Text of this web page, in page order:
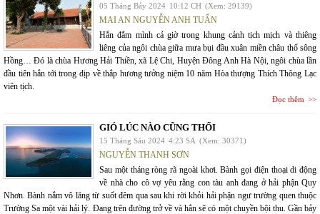
05 Tháng Bảy 2024 10:12 CH (Xem: 29139)
MAI AN NGUYỄN ANH TUẤN
Hắn đắm mình cả giờ trong khung cảnh tịch mịch và thiêng
liêng của ngôi chùa giữa mưa bụi đầu xuân miền châu thổ sông
Hồng… Đó là chùa Hương Hải Thiền, xã Lệ Chi, Huyện Đông Anh Hà Nội, ngôi chùa lần
đầu tiên hắn tới trong dịp về thắp hương tưởng niệm 10 năm Hòa thượng Thích Thông Lạc
viên tịch.
Đọc thêm
GIÓ LÚC NÀO CŨNG THỔI
15 Tháng Sáu 2024 4:23 SA (Xem: 30371)
NGUYỄN THANH SƠN
Sau một tháng ròng rã ngoài khơi. Bành gọi điện thoại di động
về nhà cho cô vợ yêu rằng con tàu anh đang ở hải phận Quy
Nhơn. Bành nắm vô lăng từ suốt đêm qua sau khi rời khỏi hải phận ngư trường quen thuộc
Trường Sa một vài hải lý. Đang trên đường trở về và hẳn sẽ có một chuyền bội thu. Gần bảy